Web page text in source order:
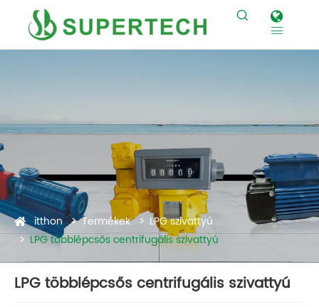


itthon Termékek
LPG szivattyú
LPG többlépcsős centrifugális szivattyú
LPG többlépcsős centrifugális szivattyú